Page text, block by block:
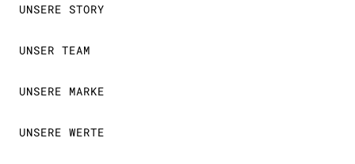
UNSERE STORY
UNSER TEAM
UNSERE MARKE
UNSERE WERTE